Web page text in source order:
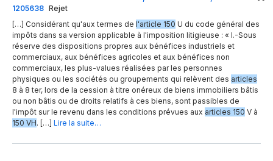
1205638 Rejet
[…] Considérant qu'aux termes de l'article 150 U du code général des
impôts dans sa version applicable à l'imposition litigieuse : « I.-Sous
réserve des dispositions propres aux bénéfices industriels et
commerciaux, aux bénéfices agricoles et aux bénéfices non
commerciaux, les plus-values réalisées par les personnes
physiques ou les sociétés ou groupements qui relèvent des articles
8 à 8 ter, lors de la cession à titre onéreux de biens immobiliers bâtis
ou non bâtis ou de droits relatifs à ces biens, sont passibles de
l'impôt sur le revenu dans les conditions prévues aux articles 150 V à
150 VH. […] Lire la suite…